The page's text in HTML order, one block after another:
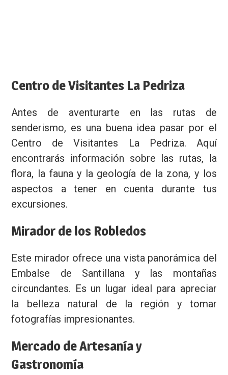
Centro de Visitantes La Pedriza
Antes de aventurarte en las rutas de
senderismo, es una buena idea pasar por el
Centro de Visitantes La Pedriza. Aquí
encontrarás información sobre las rutas, la
flora, la fauna y la geología de la zona, y los
aspectos a tener en cuenta durante tus
excursiones.
Mirador de los Robledos
Este mirador ofrece una vista panorámica del
Embalse de Santillana y las montañas
circundantes. Es un lugar ideal para apreciar
la belleza natural de la región y tomar
fotografías impresionantes.
Mercado de Artesanía y
Gastronomía